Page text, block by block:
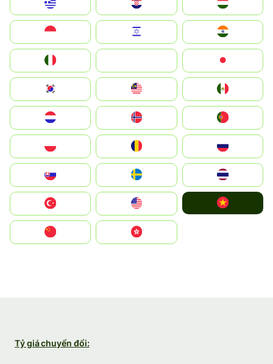
Magyarország
South Korea
United States
中國香港特別行政區
Tỷ giá chuyển đổi: